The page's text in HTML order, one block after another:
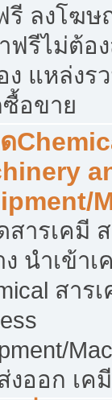
รี ลงโฆ
ฟรีไม่ต้อ
ง แหล่งร
ซื้อขาย
สารเคมี
ง นำเข้
สาร
งออก เ